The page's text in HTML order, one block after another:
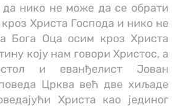
нико не може да се обрати
Христа Господа и нико не
Бога Оца осим кроз Христа
коју нам говори Христос, а
и еванђелист Јован
Црква већ две хиљаде
Христа као јединог